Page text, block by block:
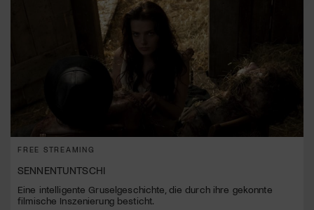
FREE STREAMING
SENNENTUNTSCHI
Eine intelligente Gruselgeschichte, die durch ihre gekonnte
filmische Inszenierung besticht.